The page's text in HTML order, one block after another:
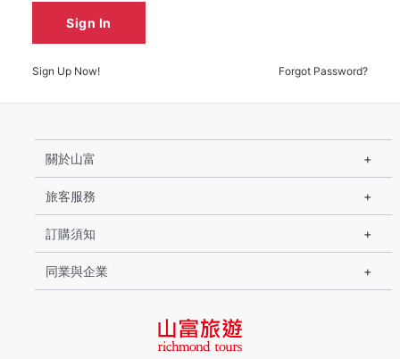
Sign In
Sign Up Now! Forgot Password?
關於山富
旅客服務
訂購須知
同業與企業